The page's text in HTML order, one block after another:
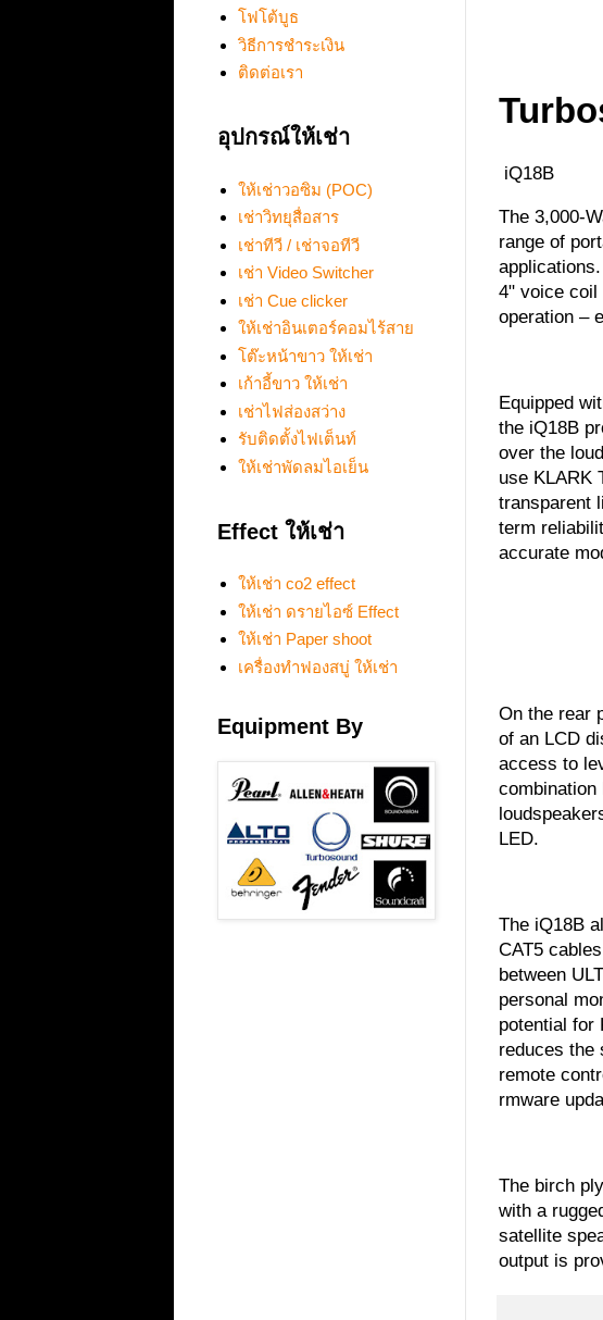
iQ18B
The 3,000-
range of
4" voice coil
operation –
Equipped
the iQ18B
over the
use KLARK
transparent
term
accurate
On the rear
of an LCD
access to
combination
LED.
The iQ18B
CAT5
between
personal
potential for
reduces the
remote
rmware
The birch
with a
satellite
output is
โฟโต้บูธ
วิธีการชำระเงิน
ติดต่อเรา
อุปกรณ์ให้เช่า
ให้เช่าวอซิม (POC)
เช่าวิทยุสื่อสาร
เช่าทีวี / เช่าจอทีวี
เช่า Video Switcher
เช่า Cue clicker
ให้เช่าอินเตอร์คอมไร้สาย
โต๊ะหน้าขาว ให้เช่า
เก้าอี้ขาว ให้เช่า
เช่าไฟส่องสว่าง
รับติดตั้งไฟเต็นท์
ให้เช่าพัดลมไอเย็น
Effect ให้เช่า
ให้เช่า co2 effect
ให้เช่า ดรายไอซ์ Effect
ให้เช่า Paper shoot
เครื่องทำฟองสบู่ ให้เช่า
Equipment By